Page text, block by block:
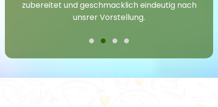
zubereitet und geschmacklich eindeutig nach
unsrer Vorstellung.